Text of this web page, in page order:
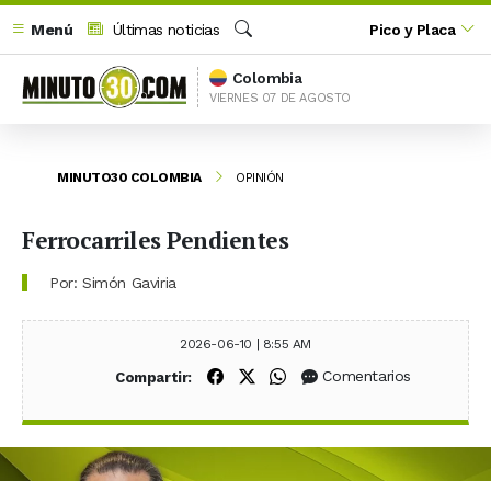
Menú
Últimas noticias
Buscar
Pico y Placa
Colombia
VIERNES 07 DE AGOSTO
MINUTO30 COLOMBIA OPINIÓN
Ferrocarriles Pendientes
Por: Simón Gaviria
2026-06-10 | 8:55 AM
Compartir: Compartir en Facebook
Compartir en X (Twitter)
Compartir en WhatsApp
Comentarios